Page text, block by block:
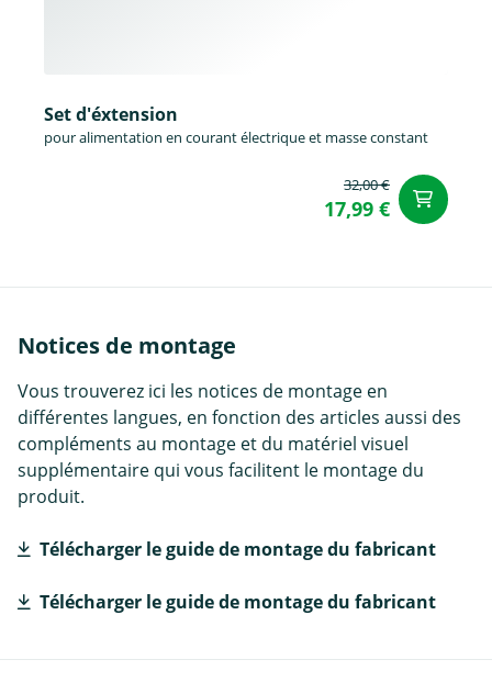
Set d'éxtension
pour alimentation en courant électrique et masse constant
32,00 €
17,99 €
Notices de montage
Vous trouverez ici les notices de montage en
différentes langues, en fonction des articles aussi des
compléments au montage et du matériel visuel
supplémentaire qui vous facilitent le montage du
produit.
Télécharger le guide de montage du fabricant
Télécharger le guide de montage du fabricant